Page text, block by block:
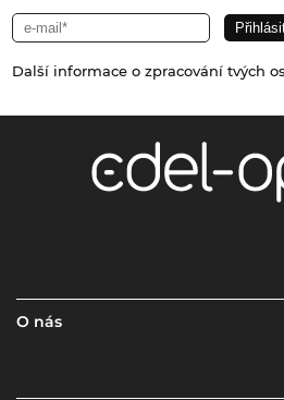
Další informace o zpracování tvých
O nás